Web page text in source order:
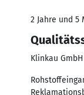
2 Jahre und 5
Klinkau GmbH